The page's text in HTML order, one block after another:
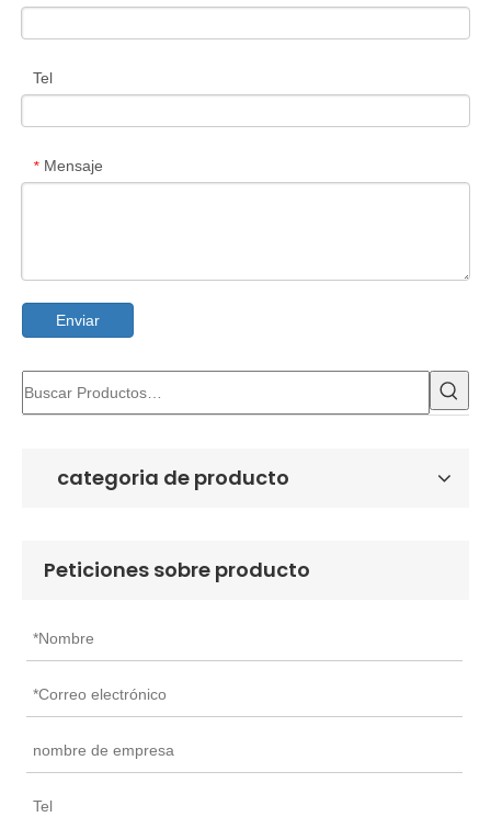
Tel
* Mensaje
Enviar
categoria de producto
Peticiones sobre producto